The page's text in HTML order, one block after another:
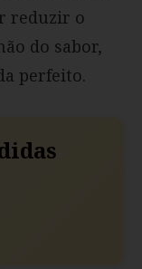
reduzir o
do sabor,
perfeito.